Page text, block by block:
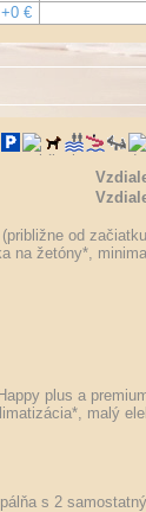
+0 €
od
na žetóny*,
plus a
malý
s 2